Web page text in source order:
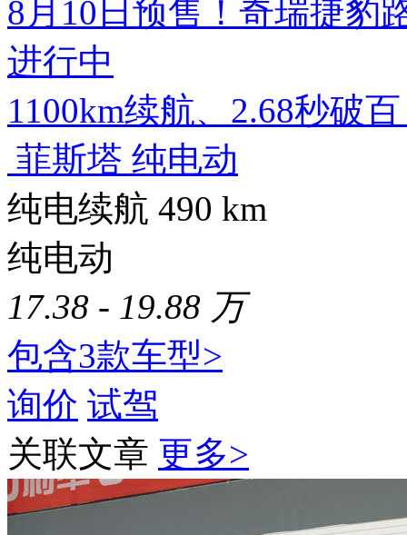
8月10日预售！奇瑞捷豹
进行中
1100km续航、2.68秒破
菲斯塔 纯电动
纯电续航 490 km
纯电动
17.38 - 19.88 万
包含3款车型>
询价 试驾
关联文章 更多>